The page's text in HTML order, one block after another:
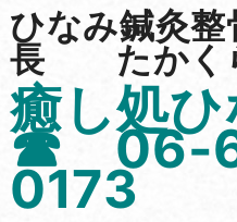
ひなみ鍼灸
長 たかく
癒し処
☎ 06-
0173